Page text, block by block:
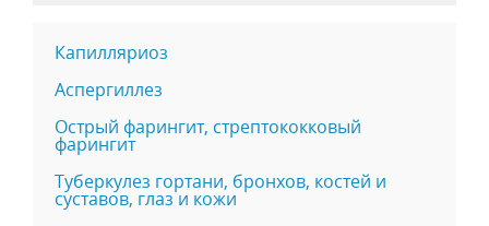
Капилляриоз
Аспергиллез
Острый фарингит, стрептококковый
фарингит
Tyберкулез гортани, бронхов, костей и
суставов, глаз и кожи